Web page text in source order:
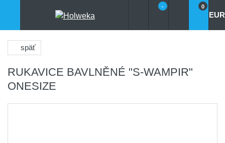
- 0
EUR
späť
RUKAVICE BAVLNĚNÉ "S-WAMPIR"
ONESIZE